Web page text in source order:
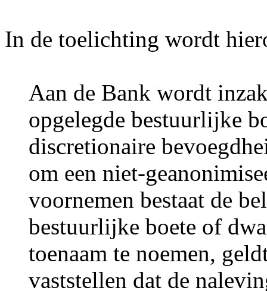
In de toelichting wordt
Aan de Bank wordt
opgelegde bestuurlijke
discretionaire
om een niet-
voornemen bestaat de
bestuurlijke boete of
toenaam te noemen,
vaststellen dat de